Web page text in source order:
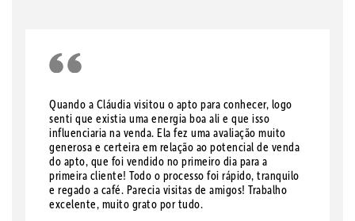
Quando a Cláudia visitou o apto para conhecer, logo
senti que existia uma energia boa ali e que isso
influenciaria na venda. Ela fez uma avaliação muito
generosa e certeira em relação ao potencial de venda
do apto, que foi vendido no primeiro dia para a
primeira cliente! Todo o processo foi rápido, tranquilo
e regado a café. Parecia visitas de amigos! Trabalho
excelente, muito grato por tudo.